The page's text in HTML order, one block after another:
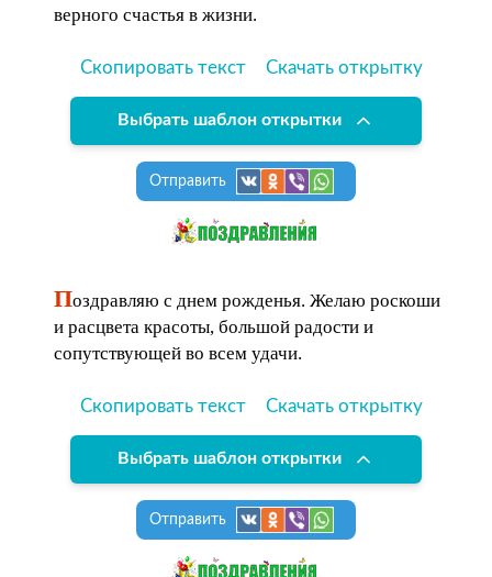
верного счастья в жизни.
Скопировать текст Скачать открытку
Выбрать шаблон открытки
Отправить
Поздравляю с днем рожденья. Желаю роскоши
и расцвета красоты, большой радости и
сопутствующей во всем удачи.
Скопировать текст Скачать открытку
Выбрать шаблон открытки
Отправить